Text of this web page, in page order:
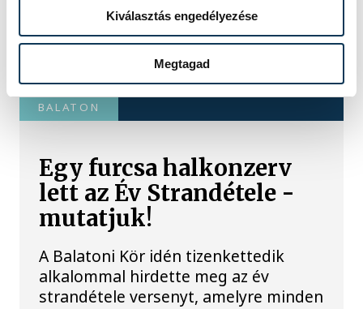
Kiválasztás engedélyezése
Megtagad
TOVÁBBI CIKKEK
BALATON
Egy furcsa halkonzerv
lett az Év Strandétele -
mutatjuk!
A Balatoni Kör idén tizenkettedik
alkalommal hirdette meg az év
strandétele versenyt, amelyre minden